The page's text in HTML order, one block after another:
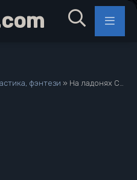
фэнтези » На ладонях Создателя - Автор неизвестен